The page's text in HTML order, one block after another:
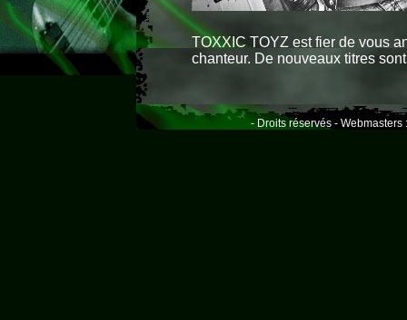
TOXXIC TOYZ est fier de vous
chanteur. De nouveaux titres
- Droits réservés - Webmasters